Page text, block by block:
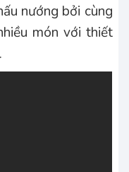
nướng bởi cùng
món với thiết